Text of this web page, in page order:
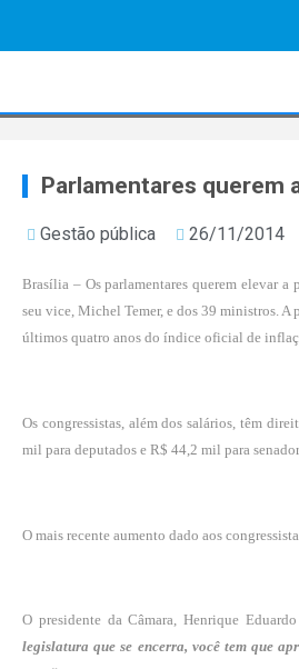
Parlamentares querem
Gestão pública 26/11/2014
Brasília – Os parlamentares querem elevar
seu vice, Michel Temer, e dos 39 ministros. A
últimos quatro anos do índice oficial de
Os congressistas, além dos salários, têm
mil para deputados e R$ 44,2 mil para
O mais recente aumento dado aos
O presidente da Câmara, Henrique
legislatura que se encerra, você tem que